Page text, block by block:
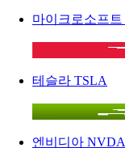
마이크로소프트
테슬라 TSLA
엔비디아 NVDA